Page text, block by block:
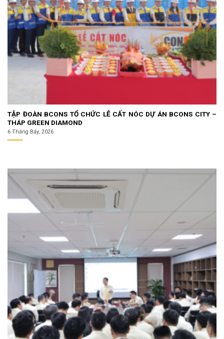
TẬP ĐOÀN BCONS TỔ CHỨC LỄ CẤT NÓC DỰ ÁN BCONS CITY –
THÁP GREEN DIAMOND
6 Tháng Bảy, 2026